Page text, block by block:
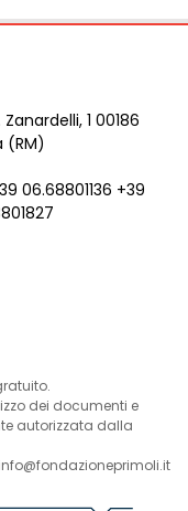
Zanardelli, 1 00186
(RM)
06.68801136 +39
dei documenti e
autorizzata dalla